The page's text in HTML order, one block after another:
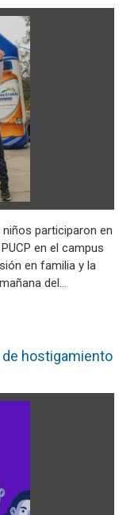
participaron en
en el campus
en familia y la
del…
hostigamiento